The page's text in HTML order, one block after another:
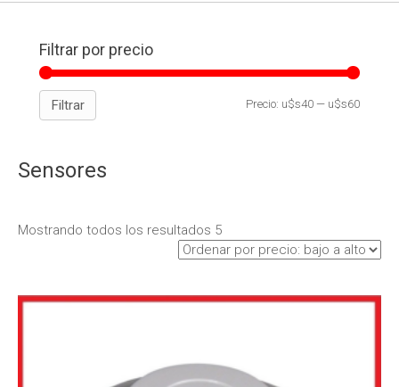
Filtrar por precio
Filtrar Precio: u$s40 — u$s60
Sensores
Mostrando todos los resultados 5